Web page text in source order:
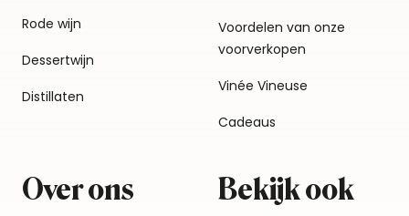
Rode wijn
Dessertwijn
Distillaten
Voordelen van onze
voorverkopen
Vinée Vineuse
Cadeaus
Over ons Bekijk ook